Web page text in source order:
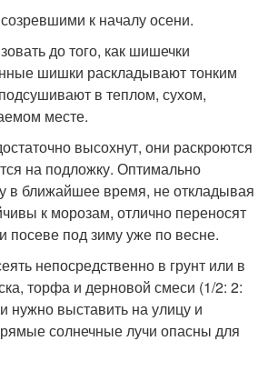
к началу осени.
до того, как шишечки
шишки раскладывают тонким
в теплом, сухом,
месте.
высохнут, они раскроются
на подложку. Оптимально
в ближайшее время, не откладывая
к морозам, отлично переносят
посеве под зиму уже по весне.
непосредственно в грунт или в
торфа и дерновой смеси (1/2: 2:
нужно выставить на улицу и
солнечные лучи опасны для